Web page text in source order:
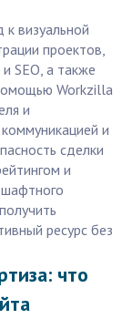
визуальной
проектов,
SEO, а также
Workzilla
и
и
сделки
и
ресурс без
что